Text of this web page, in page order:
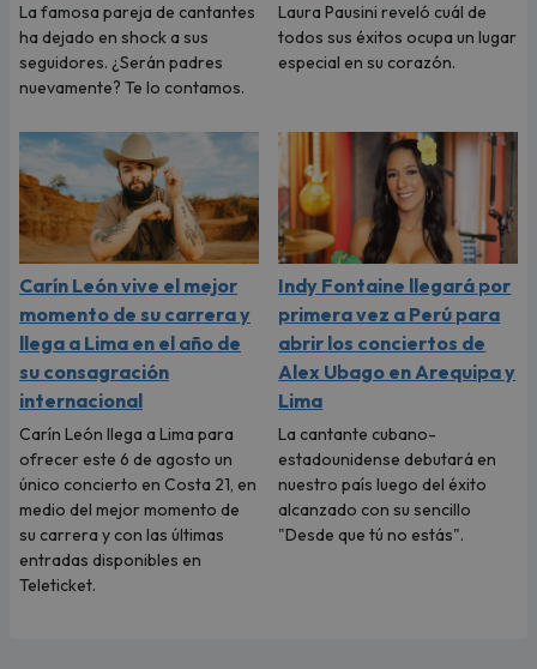
La famosa pareja de cantantes
ha dejado en shock a sus
seguidores. ¿Serán padres
nuevamente? Te lo contamos.
Laura Pausini reveló cuál de
todos sus éxitos ocupa un lugar
especial en su corazón.
Carín León vive el mejor
momento de su carrera y
llega a Lima en el año de
su consagración
internacional
Carín León llega a Lima para
ofrecer este 6 de agosto un
único concierto en Costa 21, en
medio del mejor momento de
su carrera y con las últimas
entradas disponibles en
Teleticket.
Indy Fontaine llegará por
primera vez a Perú para
abrir los conciertos de
Alex Ubago en Arequipa y
Lima
La cantante cubano-
estadounidense debutará en
nuestro país luego del éxito
alcanzado con su sencillo
"Desde que tú no estás".